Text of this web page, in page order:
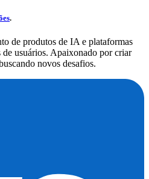
.
de produtos de IA e plataformas
usuários. Apaixonado por criar
novos desafios.